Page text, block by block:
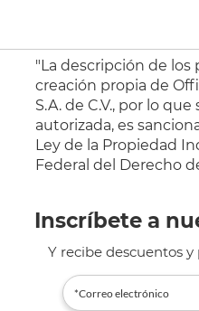
"La descripción de los
creación propia de
S.A. de C.V., por lo
autorizada, es
Ley de la Propiedad
Federal del Derecho
Inscríbete a
Y recibe descuentos